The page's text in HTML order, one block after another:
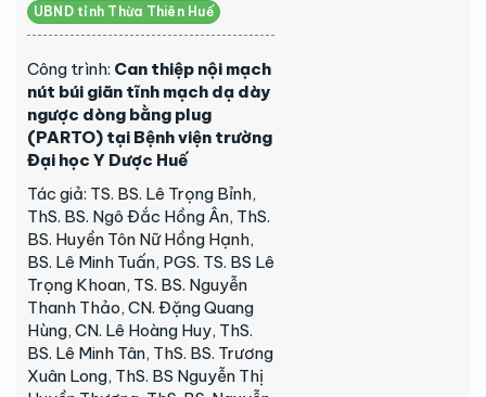
UBND tỉnh Thừa Thiên Huế
Công trình: Can thiệp nội mạch
nút búi giãn tĩnh mạch dạ dày
ngược dòng bằng plug
(PARTO) tại Bệnh viện trường
Đại học Y Dược Huế
Tác giả: TS. BS. Lê Trọng Bỉnh,
ThS. BS. Ngô Đắc Hồng Ân, ThS.
BS. Huyền Tôn Nữ Hồng Hạnh,
BS. Lê Minh Tuấn, PGS. TS. BS Lê
Trọng Khoan, TS. BS. Nguyễn
Thanh Thảo, CN. Đặng Quang
Hùng, CN. Lê Hoàng Huy, ThS.
BS. Lê Minh Tân, ThS. BS. Trương
Xuân Long, ThS. BS Nguyễn Thị